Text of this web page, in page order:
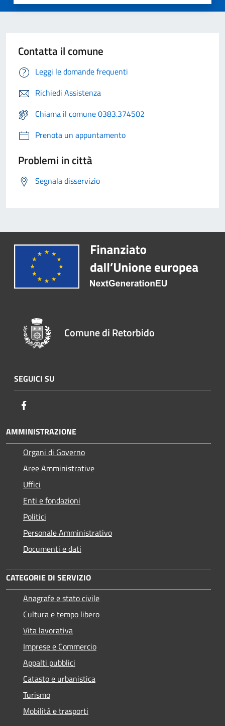
Contatta il comune
Leggi le domande frequenti
Richiedi Assistenza
Chiama il comune 0383.374502
Prenota un appuntamento
Problemi in città
Segnala disservizio
Comune di Retorbido
SEGUICI SU
AMMINISTRAZIONE
Organi di Governo
Aree Amministrative
Uffici
Enti e fondazioni
Politici
Personale Amministrativo
Documenti e dati
CATEGORIE DI SERVIZIO
Anagrafe e stato civile
Cultura e tempo libero
Vita lavorativa
Imprese e Commercio
Appalti pubblici
Catasto e urbanistica
Turismo
Mobilità e trasporti